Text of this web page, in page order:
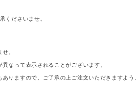
くださいませ。
。
なって表示されることがございます。
りますので、ご了承の上ご注文いただきますよう